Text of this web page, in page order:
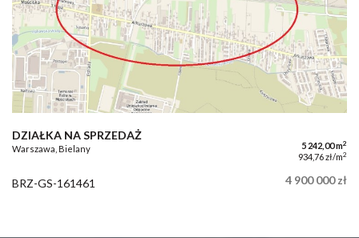
DZIAŁKA NA SPRZEDAŻ
Warszawa, Bielany 5 242,00 m2
934,76 zł/m2
BRZ-GS-161461 4 900 000 zł